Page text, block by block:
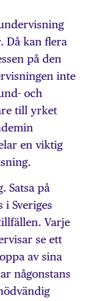
Då kan flera
på den
inte
och
till yrket
en viktig
Satsa på
Sveriges
Varje
se ett
av sina
någonstans